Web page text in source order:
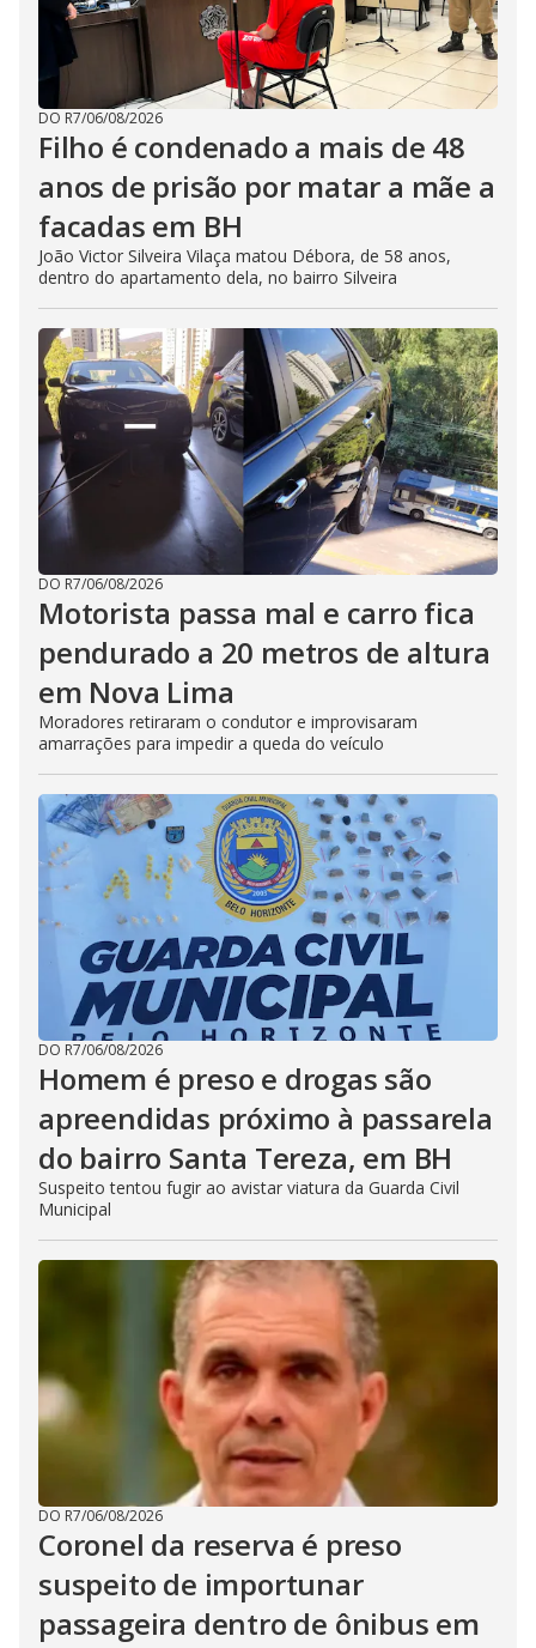
DO R7/06/08/2026
Filho é condenado a mais de 48
anos de prisão por matar a mãe a
facadas em BH
João Victor Silveira Vilaça matou Débora, de 58 anos,
dentro do apartamento dela, no bairro Silveira
DO R7/06/08/2026
Motorista passa mal e carro fica
pendurado a 20 metros de altura
em Nova Lima
Moradores retiraram o condutor e improvisaram
amarrações para impedir a queda do veículo
DO R7/06/08/2026
Homem é preso e drogas são
apreendidas próximo à passarela
do bairro Santa Tereza, em BH
Suspeito tentou fugir ao avistar viatura da Guarda Civil
Municipal
DO R7/06/08/2026
Coronel da reserva é preso
suspeito de importunar
passageira dentro de ônibus em